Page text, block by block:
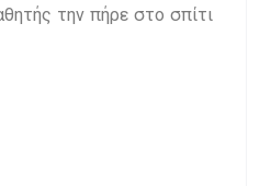
την πήρε στο σπίτι